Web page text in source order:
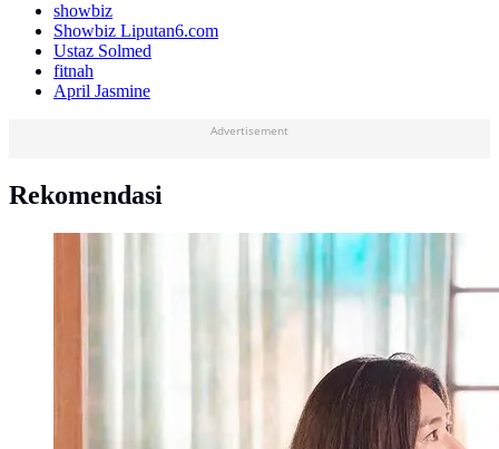
showbiz
Showbiz Liputan6.com
Ustaz Solmed
fitnah
April Jasmine
Advertisement
Rekomendasi